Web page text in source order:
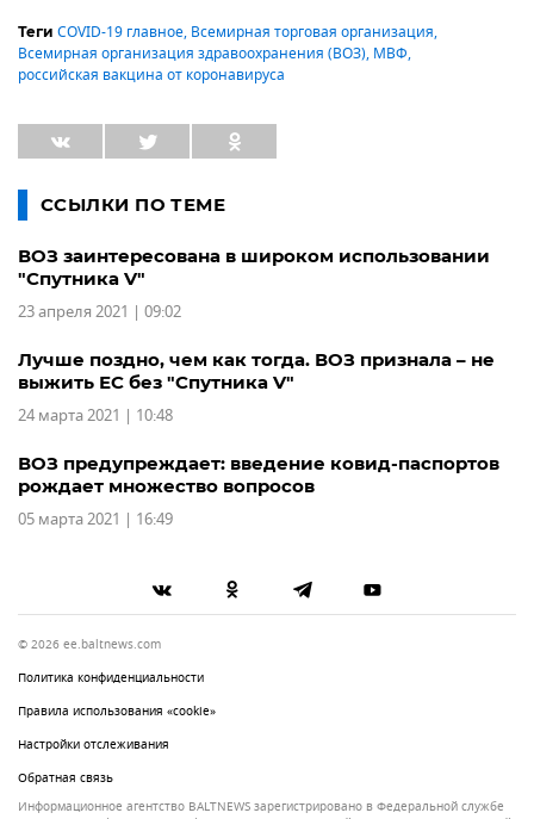
Теги COVID-19 главное, Всемирная торговая организация,
Всемирная организация здравоохранения (ВОЗ), МВФ,
российская вакцина от коронавируса
ССЫЛКИ ПО ТЕМЕ
ВОЗ заинтересована в широком использовании
"Спутника V"
23 апреля 2021 | 09:02
Лучше поздно, чем как тогда. ВОЗ признала – не
выжить ЕС без "Спутника V"
24 марта 2021 | 10:48
ВОЗ предупреждает: введение ковид-паспортов
рождает множество вопросов
05 марта 2021 | 16:49
© 2026 ee.baltnews.com
Политика конфиденциальности
Правила использования «cookie»
Настройки отслеживания
Обратная связь
Информационное агентство BALTNEWS зарегистрировано в Федеральной службе